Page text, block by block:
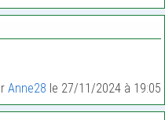
Anne28 le 27/11/2024 à 19:05